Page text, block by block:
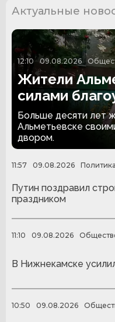
Актуальные
12:10 09.08.2026
Жители
силами
Больше десяти лет
Альметьевске
двором.
11:57 09.08.2026 Политика
Путин поздравил
праздником
11:10 09.08.2026
В Нижнекамске
10:50 09.08.2026